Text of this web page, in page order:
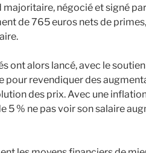
négocié et signé par
de 765 euros nets de
ont alors lancé, avec le soutien
pour revendiquer des
des prix. Avec une
5 % ne pas voir son salaire